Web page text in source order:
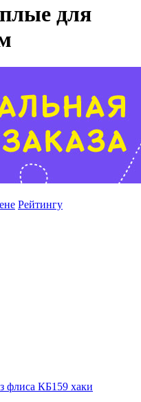
для
Рейтингу
флиса КБ159 хаки